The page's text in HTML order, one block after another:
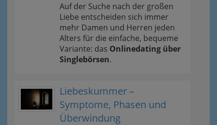
Auf der Suche nach der großen
Liebe entscheiden sich immer
mehr Damen und Herren jeden
Alters für die einfache, bequeme
Variante: das Onlinedating über
Singlebörsen.
Liebeskummer –
Symptome, Phasen und
Überwindung